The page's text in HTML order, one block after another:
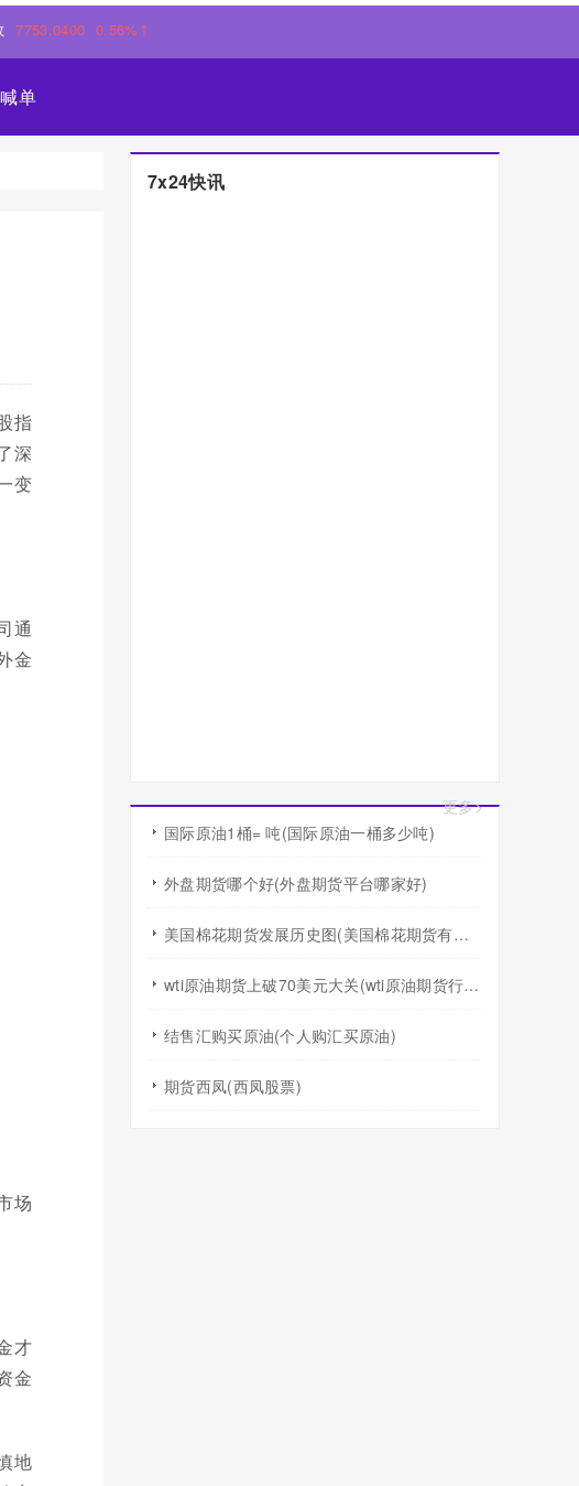
0.56%↑
单
指
深
变
通
金
场
才
金
地
7x24快讯
更多>
国际原油1桶= 吨(国际原油一桶多少吨)
外盘期货哪个好(外盘期货平台哪家好)
美国棉花期货发展历史图(美国棉花期货有涨跌幅度限制吗)
wti原油期货上破70美元大关(wti原油期货行情)
结售汇购买原油(个人购汇买原油)
期货西凤(西凤股票)